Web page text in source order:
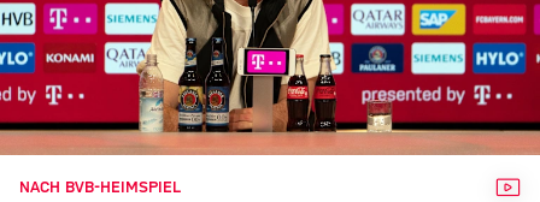
NACH BVB-HEIMSPIEL